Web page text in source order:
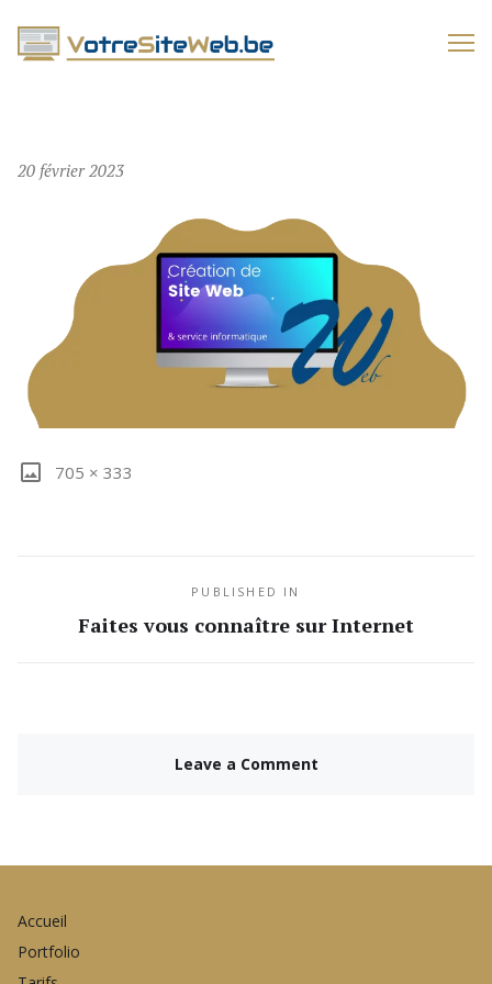
VOTRESITEWEB.BE
20 février 2023
705 × 333
PUBLISHED IN
Faites vous connaître sur Internet
Leave a Comment
Accueil
Portfolio